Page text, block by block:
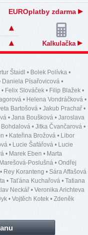
EUROplatby zdarma
Kalkulačka
Štaidl • Bolek Polívka •
Daniela Písařovicová •
• Felix Slováček • Filip Blažek •
• Helena Vondráčková •
Bartošová • Jakub Prachař •
• Jana Boušková • Jaroslava
• Jitka Čvančarová •
• Kateřina Brožová • Libor
• Lucie Šafářová • Lucie
• Marek Eben • Marta
Poslušná • Ondřej
• Rey Koranteng • Sára Affašová
• Taťána Kuchařová • Tatiana
Neckář • Veronika Arichteva
• Vojtěch Kotek • Zdeněk